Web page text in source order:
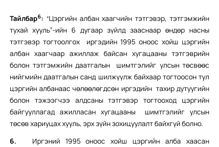
Тайлбар6: “Цэргийн албан хаагчийн тэтгэвэр, тэтгэмжийн
тухай хууль”-ийн 6 дугаар зүйлд зааснаар өндөр насны
тэтгэвэр тогтоолгох иргэдийн 1995 оноос хойш цэргийн
албан хаагчаар ажиллаж байсан хугацааны тэтгэврийн
болон тэтгэмжийн даатгалын шимтгэлийг улсын төсвөөс
нийгмийн даатгалын санд шилжүүлж байхаар тогтоосон тул
цэргийн албанаас чөлөөлөгдсөн иргэдийн тахир дутуугийн
болон тэжээгчээ алдсаны тэтгэвэр тогтооход цэргийн
байгууллагад ажилласан хугацааны шимтгэлийг улсын
төсөв хариуцах хууль, эрх зүйн зохицуулалт байхгүй болно.
6.
Иргэний 1995 оноос хойш цэргийн алба хаасан